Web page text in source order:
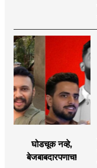
घोडचूक नव्हे,
बेजबाबदारपणाच!